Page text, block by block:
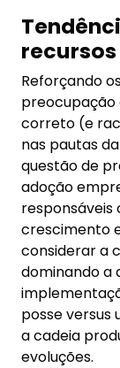
recursos
Reforçando
preocupação
correto (e
nas pautas
questão de
adoção
crescimento
considerar a
dominando a
posse versus
a cadeia
evoluções.